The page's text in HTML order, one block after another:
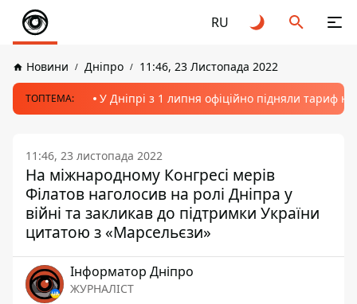
RU
Новини Дніпро 11:46, 23 Листопада 2022
ТОПТЕМА: У Дніпрі з 1 липня офіційно підняли тариф
11:46, 23 листопада 2022
На міжнародному Конгресі мерів
Філатов наголосив на ролі Дніпра у
війні та закликав до підтримки України
цитатою з «Марсельєзи»
Інформатор Дніпро
ЖУРНАЛІСТ